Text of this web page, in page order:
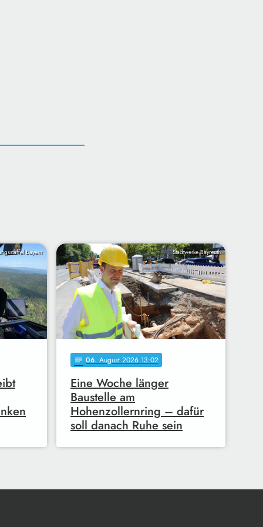
Bayern Stadtwerke Bayreuth
notes 06. August 2026 13:02
Eine Woche länger
Baustelle am
Hohenzollernring – dafür
soll danach Ruhe sein